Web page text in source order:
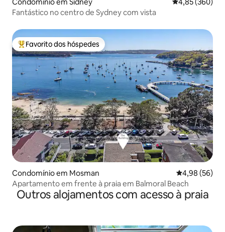
Fantástico no centro de Sydney com vista
Favoritos dos hóspedes mais apreciados
Favorito dos hóspedes
Condomínio em Mosman Classificação
4,98 (56)
Apartamento em frente à praia em Balmoral Beach
Outros alojamentos com acesso à praia